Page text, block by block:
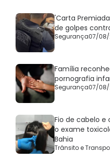
'Carta
de golpes
Segurança07/08/
Família
pornografia
Segurança07/08/
Fio de cabelo e
o exame
Bahia
Trânsito e